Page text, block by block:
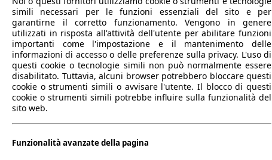
simili necessari per le funzioni essenziali del sito e per
garantirne il corretto funzionamento. Vengono in genere
utilizzati in risposta all'attività dell'utente per abilitare funzioni
importanti come l'impostazione e il mantenimento delle
informazioni di accesso o delle preferenze sulla privacy. L'uso di
questi cookie o tecnologie simili non può normalmente essere
disabilitato. Tuttavia, alcuni browser potrebbero bloccare questi
cookie o strumenti simili o avvisare l'utente. Il blocco di questi
cookie o strumenti simili potrebbe influire sulla funzionalità del
sito web.
Funzionalità avanzate della pagina